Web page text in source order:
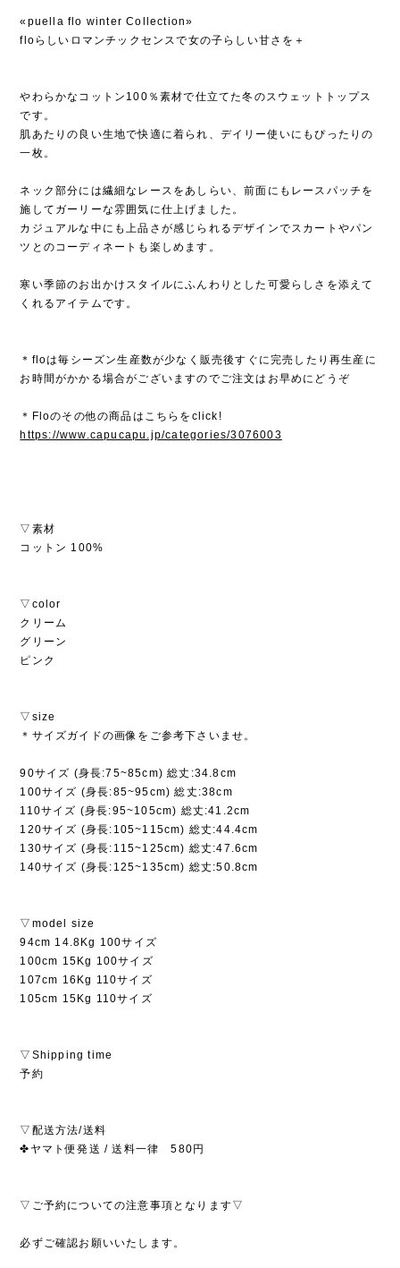
«puella flo winter Collection»
floらしいロマンチックセンスで女の子らしい甘さを＋
やわらかなコットン100％素材で仕立てた冬のスウェットトップス
です。
肌あたりの良い生地で快適に着られ、デイリー使いにもぴったりの
一枚。
ネック部分には繊細なレースをあしらい、前面にもレースパッチを
施してガーリーな雰囲気に仕上げました。
カジュアルな中にも上品さが感じられるデザインでスカートやパン
ツとのコーディネートも楽しめます。
寒い季節のお出かけスタイルにふんわりとした可愛らしさを添えて
くれるアイテムです。
＊floは毎シーズン生産数が少なく販売後すぐに完売したり再生産に
お時間がかかる場合がございますのでご注文はお早めにどうぞ
＊Floのその他の商品はこちらをclick!
https://www.capucapu.jp/categories/3076003
▽素材
コットン 100%
▽color
クリーム
グリーン
ピンク
▽size
＊サイズガイドの画像をご参考下さいませ。
90サイズ (身長:75~85cm) 総丈:34.8cm
100サイズ (身長:85~95cm) 総丈:38cm
110サイズ (身長:95~105cm) 総丈:41.2cm
120サイズ (身長:105~115cm) 総丈:44.4cm
130サイズ (身長:115~125cm) 総丈:47.6cm
140サイズ (身長:125~135cm) 総丈:50.8cm
▽model size
94cm 14.8Kg 100サイズ
100cm 15Kg 100サイズ
107cm 16Kg 110サイズ
105cm 15Kg 110サイズ
▽Shipping time
予約
▽配送方法/送料
✤ヤマト便発送 / 送料一律 580円
▽ご予約についての注意事項となります▽
必ずご確認お願いいたします。